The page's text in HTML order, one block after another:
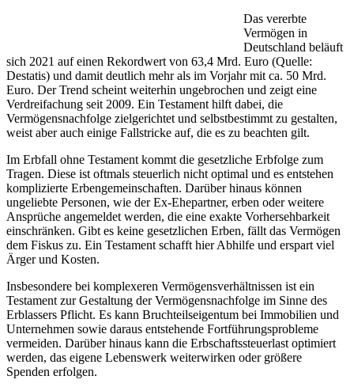
Das vererbte
Vermögen in
Deutschland beläuft
sich 2021 auf einen Rekordwert von 63,4 Mrd. Euro (Quelle:
Destatis) und damit deutlich mehr als im Vorjahr mit ca. 50 Mrd.
Euro. Der Trend scheint weiterhin ungebrochen und zeigt eine
Verdreifachung seit 2009. Ein Testament hilft dabei, die
Vermögensnachfolge zielgerichtet und selbstbestimmt zu gestalten,
weist aber auch einige Fallstricke auf, die es zu beachten gilt.
Im Erbfall ohne Testament kommt die gesetzliche Erbfolge zum
Tragen. Diese ist oftmals steuerlich nicht optimal und es entstehen
komplizierte Erbengemeinschaften. Darüber hinaus können
ungeliebte Personen, wie der Ex-Ehepartner, erben oder weitere
Ansprüche angemeldet werden, die eine exakte Vorhersehbarkeit
einschränken. Gibt es keine gesetzlichen Erben, fällt das Vermögen
dem Fiskus zu. Ein Testament schafft hier Abhilfe und erspart viel
Ärger und Kosten.
Insbesondere bei komplexeren Vermögensverhältnissen ist ein
Testament zur Gestaltung der Vermögensnachfolge im Sinne des
Erblassers Pflicht. Es kann Bruchteilseigentum bei Immobilien und
Unternehmen sowie daraus entstehende Fortführungsprobleme
vermeiden. Darüber hinaus kann die Erbschaftssteuerlast optimiert
werden, das eigene Lebenswerk weiterwirken oder größere
Spenden erfolgen.